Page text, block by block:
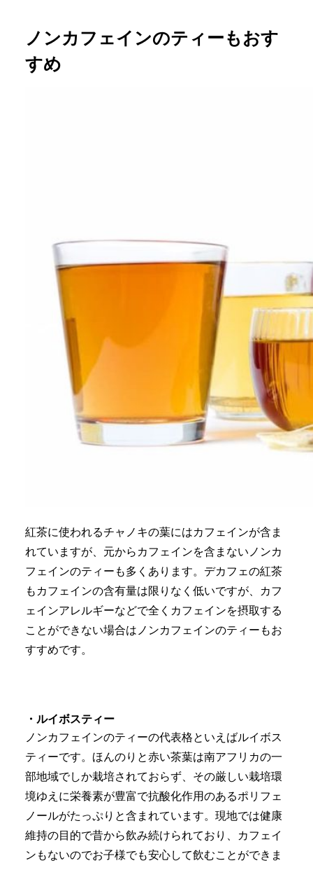
ノンカフェインのティーもおす
すめ
紅茶に使われるチャノキの葉にはカフェインが含ま
れていますが、元からカフェインを含まないノンカ
フェインのティーも多くあります。デカフェの紅茶
もカフェインの含有量は限りなく低いですが、カフ
ェインアレルギーなどで全くカフェインを摂取する
ことができない場合はノンカフェインのティーもお
すすめです。
・ルイボスティー
ノンカフェインのティーの代表格といえばルイボス
ティーです。ほんのりと赤い茶葉は南アフリカの一
部地域でしか栽培されておらず、その厳しい栽培環
境ゆえに栄養素が豊富で抗酸化作用のあるポリフェ
ノールがたっぷりと含まれています。現地では健康
維持の目的で昔から飲み続けられており、カフェイ
ンもないのでお子様でも安心して飲むことができま